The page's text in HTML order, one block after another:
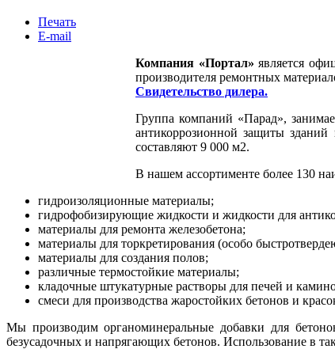
Печать
E-mail
Компания «Портал» является
производителя ремонтных
Свидетельство дилера.
Группа компаний «Парад»,
антикоррозионной защиты
составляют 9 000 м2.
В нашем ассортименте более 130
гидроизоляционные материалы;
гидрофобизирующие жидкости и жидкости для
материалы для ремонта железобетона;
материалы для торкретирования (особо
материалы для создания полов;
различные термостойкие материалы;
кладочные штукатурные растворы для печей и
смеси для производства жаростойких бетонов и
Мы производим органоминеральные добавки для
безусадочных и напрягающих бетонов. Использование в